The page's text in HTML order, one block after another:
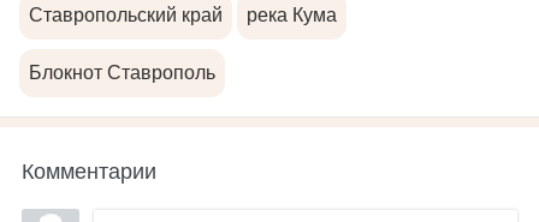
Ставропольский край река Кума
Блокнот Ставрополь
Комментарии